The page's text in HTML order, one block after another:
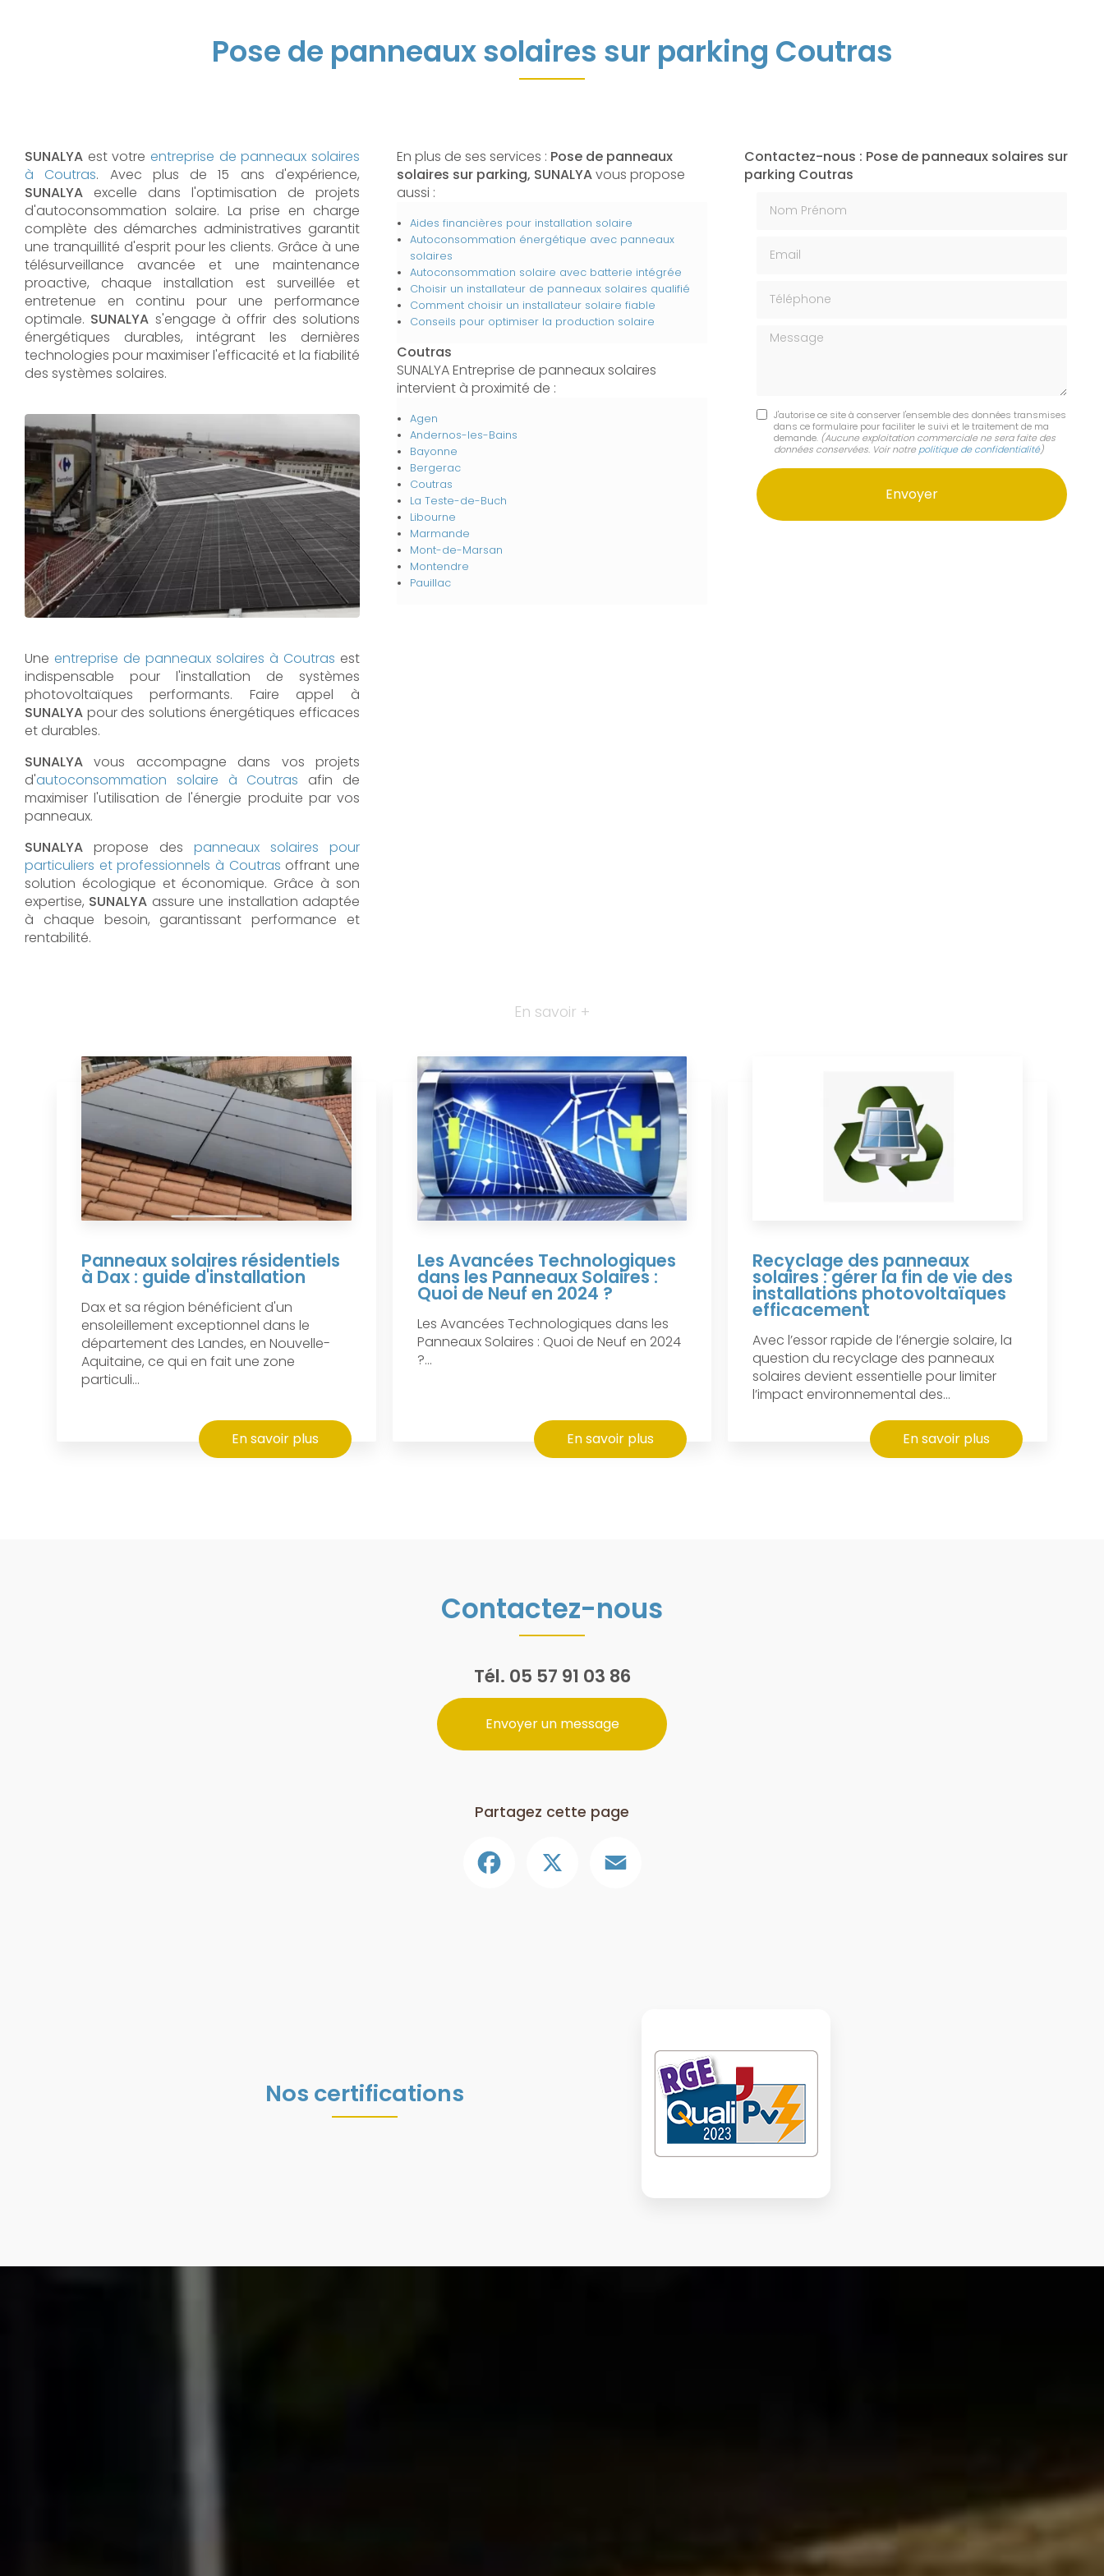
Pose de panneaux solaires sur parking Coutras
SUNALYA est votre entreprise de panneaux solaires
à Coutras. Avec plus de 15 ans d'expérience,
SUNALYA excelle dans l'optimisation de projets
d'autoconsommation solaire. La prise en charge
complète des démarches administratives garantit
une tranquillité d'esprit pour les clients. Grâce à une
télésurveillance avancée et une maintenance
proactive, chaque installation est surveillée et
entretenue en continu pour une performance
optimale. SUNALYA s'engage à offrir des solutions
énergétiques durables, intégrant les dernières
technologies pour maximiser l'efficacité et la fiabilité
des systèmes solaires.
Une entreprise de panneaux solaires à Coutras est
indispensable pour l'installation de systèmes
photovoltaïques performants. Faire appel à
SUNALYA pour des solutions énergétiques efficaces
et durables.
SUNALYA vous accompagne dans vos projets
d'autoconsommation solaire à Coutras afin de
maximiser l'utilisation de l'énergie produite par vos
panneaux.
SUNALYA propose des panneaux solaires pour
particuliers et professionnels à Coutras offrant une
solution écologique et économique. Grâce à son
expertise, SUNALYA assure une installation adaptée
à chaque besoin, garantissant performance et
rentabilité.
En plus de ses services : Pose de panneaux
solaires sur parking, SUNALYAvous propose
aussi :
Aides financières pour installation solaire
Autoconsommation énergétique avec panneaux
solaires
Autoconsommation solaire avec batterie intégrée
Choisir un installateur de panneaux solaires qualifié
Comment choisir un installateur solaire fiable
Conseils pour optimiser la production solaire
Coutras
SUNALYA Entreprise de panneaux solaires
intervient à proximité de :
Agen
Andernos-les-Bains
Bayonne
Bergerac
Coutras
La Teste-de-Buch
Libourne
Marmande
Mont-de-Marsan
Montendre
Pauillac
Contactez-nous : Pose de panneaux solaires sur
parking Coutras
Message
J'autorise ce site à conserver l'ensemble des données transmises
dans ce formulaire pour faciliter le suivi et le traitement de ma
demande. (Aucune exploitation commerciale ne sera faite des
données conservées. Voir notre politique de confidentialité)
En savoir +
Panneaux solaires résidentiels
à Dax : guide d'installation
Dax et sa région bénéficient d'un
ensoleillement exceptionnel dans le
département des Landes, en Nouvelle-
Aquitaine, ce qui en fait une zone
particuli...
En savoir plus
Les Avancées Technologiques
dans les Panneaux Solaires :
Quoi de Neuf en 2024 ?
Les Avancées Technologiques dans les
Panneaux Solaires : Quoi de Neuf en 2024
?...
En savoir plus
Recyclage des panneaux
solaires : gérer la fin de vie des
installations photovoltaïques
efficacement
Avec l’essor rapide de l’énergie solaire, la
question du recyclage des panneaux
solaires devient essentielle pour limiter
l’impact environnemental des...
En savoir plus
Contactez-nous
Tél. 05 57 91 03 86
Envoyer un message
Partagez cette page
Nos certifications